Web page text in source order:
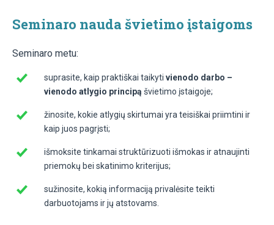
Seminaro nauda švietimo įstaigoms
Seminaro metu:
suprasite, kaip praktiškai taikyti vienodo darbo –
vienodo atlygio principą švietimo įstaigoje;
žinosite, kokie atlygių skirtumai yra teisiškai priimtini ir
kaip juos pagrįsti;
išmoksite tinkamai struktūrizuoti išmokas ir atnaujinti
priemokų bei skatinimo kriterijus;
sužinosite, kokią informaciją privalėsite teikti
darbuotojams ir jų atstovams.